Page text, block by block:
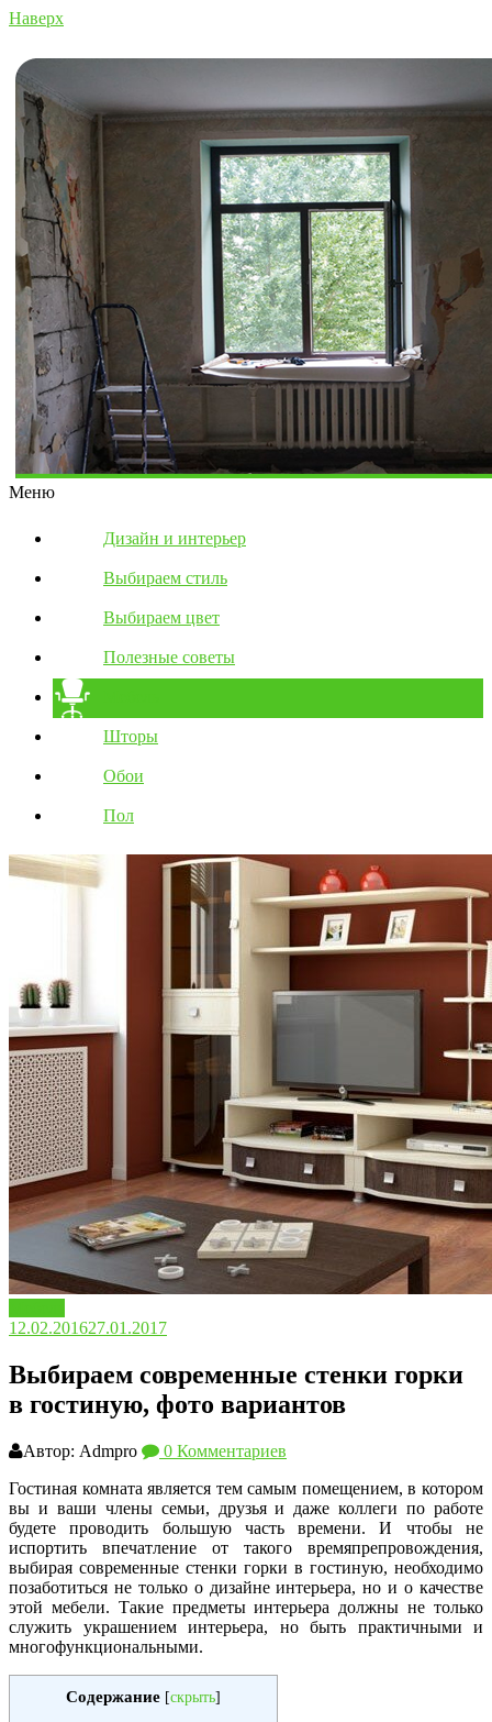
Наверх
Меню
Дизайн и интерьер
Выбираем стиль
Выбираем цвет
Полезные советы
Шторы
Обои
Пол
12.02.201627.01.2017
Выбираем современные стенки горки
в гостиную, фото вариантов
Автор: Admpro
0 Комментариев
Гостиная комната является тем самым помещением, в котором
вы и ваши члены семьи, друзья и даже коллеги по работе
будете проводить большую часть времени. И чтобы не
испортить впечатление от такого времяпрепровождения,
выбирая современные стенки горки в гостиную, необходимо
позаботиться не только о дизайне интерьера, но и о качестве
этой мебели. Такие предметы интерьера должны не только
служить украшением интерьера, но быть практичными и
многофункциональными.
Содержание [скрыть]